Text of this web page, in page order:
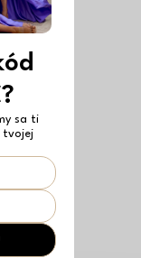
sa ti
tvojej